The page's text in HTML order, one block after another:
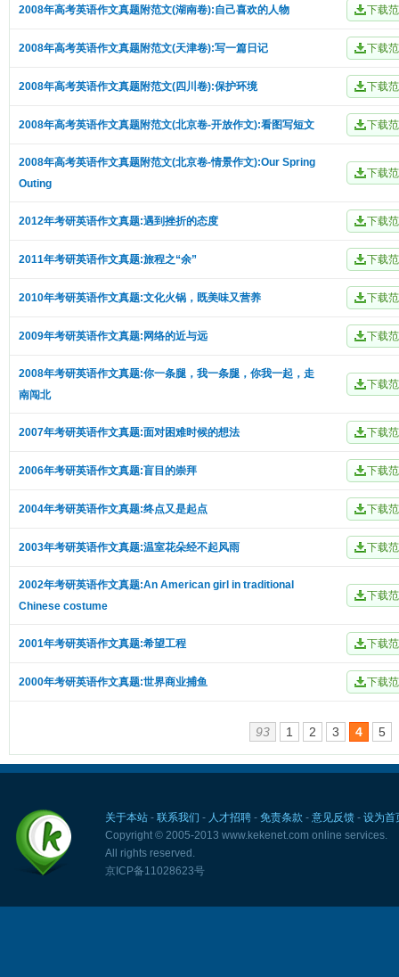
2008年高考英语作文真题附范文(湖南卷):自己喜欢的人物
2008年高考英语作文真题附范文(天津卷):写一篇日记
2008年高考英语作文真题附范文(四川卷):保护环境
2008年高考英语作文真题附范文(北京卷-开放作文):看图写短文
2008年高考英语作文真题附范文(北京卷-情景作文):Our Spring
Outing
2012年考研英语作文真题:遇到挫折的态度
2011年考研英语作文真题:旅程之“余”
2010年考研英语作文真题:文化火锅，既美味又营养
2009年考研英语作文真题:网络的近与远
2008年考研英语作文真题:你一条腿，我一条腿，你我一起，走
南闯北
2007年考研英语作文真题:面对困难时候的想法
2006年考研英语作文真题:盲目的崇拜
2004年考研英语作文真题:终点又是起点
2003年考研英语作文真题:温室花朵经不起风雨
2002年考研英语作文真题:An American girl in traditional
Chinese costume
2001年考研英语作文真题:希望工程
2000年考研英语作文真题:世界商业捕鱼
93 1 2 3 4 5
关于本站- 联系我们 - 人才招聘- 免责条款 - 意见反馈- 设为首
Copyright © 2005-2013 www.kekenet.com online services.
All rights reserved.
京ICP备11028623号